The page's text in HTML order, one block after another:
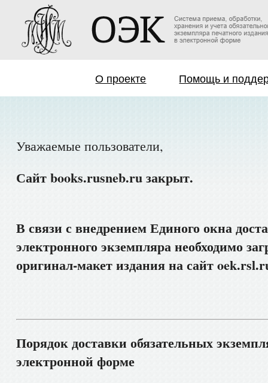
О проекте Помощь и
Уважаемые пользователи,
Сайт books.rusneb.ru закрыт.
В связи с внедрением Единого окна
электронного экземпляра необходимо
оригинал-макет издания на сайт
Порядок доставки обязательных
электронной форме